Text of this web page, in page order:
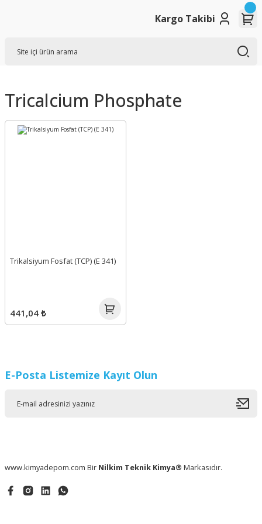
Kargo Takibi
Tricalcium Phosphate
Trikalsiyum Fosfat (TCP) (E 341)
441,04 ₺
E-Posta Listemize Kayıt Olun
www.kimyadepom.com Bir Nilkim Teknik Kimya® Markasıdır.